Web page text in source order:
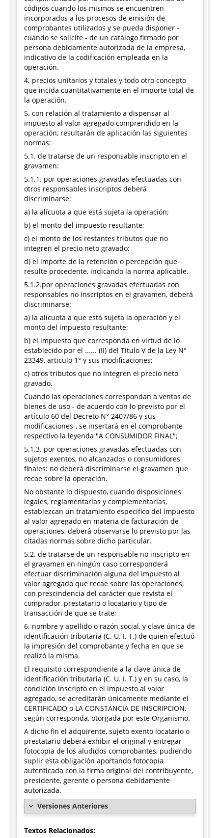
códigos cuando los mismos se encuentren
incorporados a los procesos de emisión de
comprobantes utilizados y se pueda disponer -
cuando se solicite - de un catálogo firmado por
persona debidamente autorizada de la empresa,
indicativo de la codificación empleada en la
operación.
4. precios unitarios y totales y todo otro concepto
que incida cuantitativamente en el importe total de
la operación.
5. con relación al tratamiento a dispensar al
impuesto al valor agregado comprendido en la
operación, resultarán de aplicación las siguientes
normas:
5.1. de tratarse de un responsable inscripto en el
gravamen:
5.1.1. por operaciones gravadas efectuadas con
otros responsables inscriptos deberá
discriminarse:
a) la alícuota a que está sujeta la operación;
b) el monto del impuesto resultante;
c) el monto de los restantes tributos que no
integren el precio neto gravado;
d) el importe de la retención o percepción que
resulte procedente, indicando la norma aplicable.
5.1.2.por operaciones gravadas efectuadas con
responsables no inscriptos en el gravamen, deberá
discriminarse:
a) la alícuota a que está sujeta la operación y el
monto del impuesto resultante;
b) el impuesto que corresponda en virtud de lo
establecido por el ...... (II) del Titulo V de la Ley N°
23349, articulo 1° y sus modificaciones;
c) otros tributos que no integren el precio neto
gravado.
Cuando las operaciones correspondan a ventas de
bienes de uso - de acuerdo con lo previsto por el
artículo 60 del Decreto N° 2407/86 y sus
modificaciones-, se insertará en el comprobante
respectivo la leyenda "A CONSUMIDOR FINAL";
5.1.3. por operaciones gravadas efectuadas con
sujetos exentos, no alcanzados o consumidores
finales: no deberá discriminarse el gravamen que
recae sobre la operación.
No obstante lo dispuesto, cuando disposiciones
legales, reglamentarias y complementarias,
establezcan un tratamiento especifico del impuesto
al valor agregado en materia de facturación de
operaciones, deberá observarse lo previsto por las
citadas normas sobre dicho particular.
5.2. de tratarse de un responsable no inscripto en
el gravamen en ningún caso corresponderá
efectuar discriminación alguna del impuesto al
valor agregado que recae sobre las operaciones,
con prescindencia del carácter que revista el
comprador, prestatario o locatario y tipo de
transacción de que se trate;
6. nombre y apellido o razón social, y clave única de
identificación tributaria (C. U. I. T.) de quien efectuó
la impresión del comprobante y fecha en que se
realizó la misma.
El requisito correspondiente a la clave única de
identificación tributaria (C. U. I. T.) y en su caso, la
condición inscripto en el impuesto al valor
agregado, se acreditarán únicamente mediante el
CERTIFICADO o LA CONSTANCIA DE INSCRIPCION,
según corresponda, otorgada por este Organismo.
A dicho fin el adquirente, sujeto exento locatario o
prestatario deberá exhibir el original y entregar
fotocopia de los aludidos comprobantes, pudiendo
suplir esta obligación aportando fotocopia
autenticada con la firma original del contribuyente,
presidente, gerente o persona debidamente
autorizada.
Versiones Anteriores
Textos Relacionados: